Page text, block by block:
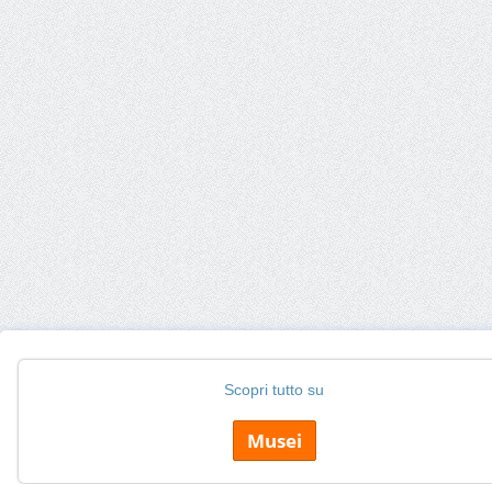
Scopri tutto su
Musei